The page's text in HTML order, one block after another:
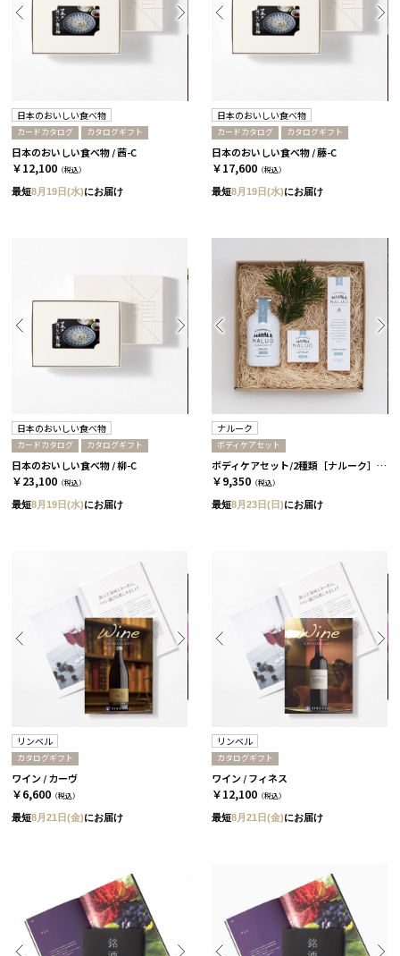
日本のおいしい食べ物
カードカタログ カタログギフト
日本のおいしい食べ物 / 茜-C
￥12,100 （税込）
最短8月19日(水)にお届け
日本のおいしい食べ物
カードカタログ カタログギフト
日本のおいしい食べ物 / 藤-C
￥17,600 （税込）
最短8月19日(水)にお届け
日本のおいしい食べ物
カードカタログ カタログギフト
日本のおいしい食べ物 / 柳-C
￥23,100 （税込）
最短8月19日(水)にお届け
ナルーク
ボディケアセット
ボディケアセット/2種類［ナルーク］ ライケン
￥9,350 （税込）
最短8月23日(日)にお届け
リンベル
カタログギフト
ワイン / カーヴ
￥6,600 （税込）
最短8月21日(金)にお届け
リンベル
カタログギフト
ワイン / フィネス
￥12,100 （税込）
最短8月21日(金)にお届け